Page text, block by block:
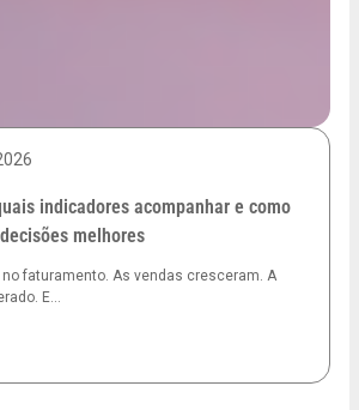
indicadores acompanhar e como
melhores
faturamento. As vendas cresceram. A
E…